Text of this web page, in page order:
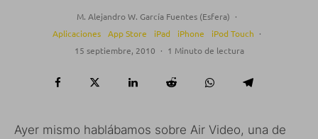
M. Alejandro W. García Fuentes (Esfera) ·
Aplicaciones
App Store iPad iPhone iPod Touch ·
15 septiembre, 2010 · 1 Minuto de lectura
Ayer mismo hablábamos sobre Air Video, una de